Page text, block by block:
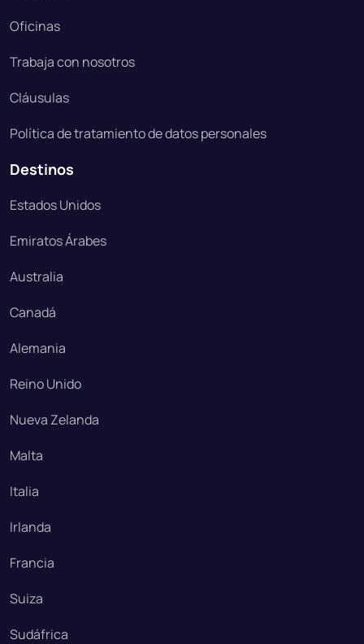
Oficinas
Trabaja con nosotros
Cláusulas
Política de tratamiento de datos personales
Destinos
Estados Unidos
Emiratos Árabes
Australia
Canadá
Alemania
Reino Unido
Nueva Zelanda
Malta
Italia
Irlanda
Francia
Suiza
Sudáfrica